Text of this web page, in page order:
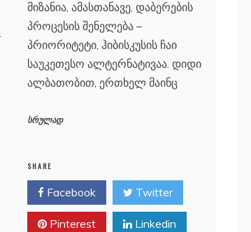
მიზანია, ამასთანავე, დაბერების
პროცესის შენელება –
პრიორიტეტი, ჰიბისკუსის ჩაი
საუკეთესო ალტერნატივაა. დიდი
ალბათობით, ერთხელ მაინც
სრულად
SHARE
Facebook Twitter
Pinterest Linkedin